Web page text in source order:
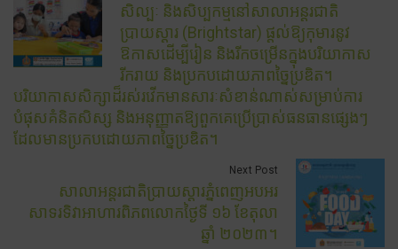
សិល្បៈ និងសិប្បកម្មនៅសាលាអន្តរជាតិ
ប្រាយស្តារ (Brightstar) ផ្តល់ឱ្យកុមារនូវ
ឱកាសដើម្បីរៀន និងរីកចម្រើនក្នុងបរិយាកាស
រីករាយ និងប្រកបដោយភាពច្នៃប្រឌិត។
បរិយាកាសសិក្សាដ៏រស់រវើកមានសារៈសំខាន់ណាស់សម្រាប់ការ
បំផុសគំនិតសិស្ស និងអនុញ្ញាតឱ្យពួកគេប្រើប្រាស់ធនធានផ្សេងៗ
ដែលមានប្រកបដោយភាពច្នៃប្រឌិត។
Next Post
សាលាអន្តរជាតិប្រាយស្តារភ្នំពេញអបអរ
សាទរទិវាអាហារពិភពលោកថ្ងៃទី ១៦ ខែតុលា
ឆ្នាំ ២០២៣។